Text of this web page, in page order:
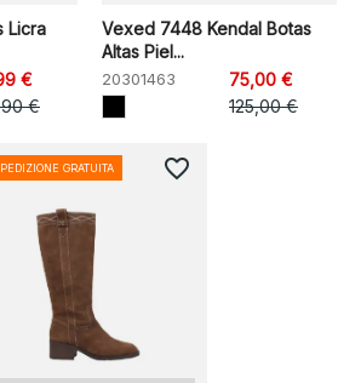
Licra
€
€
Vexed 7448 Kendal Botas
Altas Piel...
20301463
75,00 €
125,00 €
GRATUITA favorite_border